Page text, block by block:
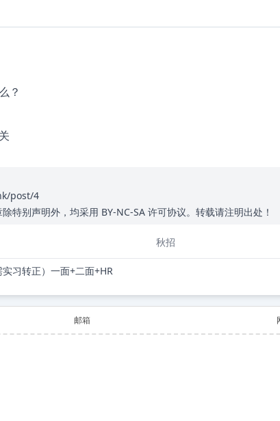
？
post/4
特别声明外，均采用 BY-NC-SA 许可协议。转载请注明出处！
秋招
习转正）一面+二面+HR
邮箱